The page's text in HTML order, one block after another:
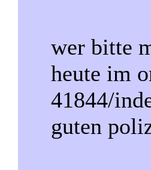
wer bitte
heute im
41844/
guten